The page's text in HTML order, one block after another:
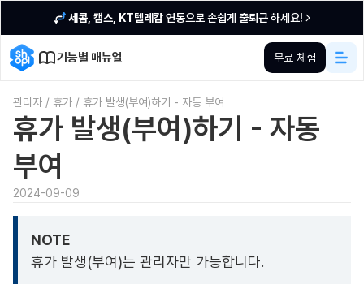
세콤, 캡스, KT텔레캅연동으로 손쉽게 출퇴근 하세요!
기능별 매뉴얼 무료 체험
관리자 / 휴가 / 휴가 발생(부여)하기 - 자동 부여
휴가 발생(부여)하기 - 자동
부여
2024-09-09
NOTE
휴가 발생(부여)는 관리자만 가능합니다.